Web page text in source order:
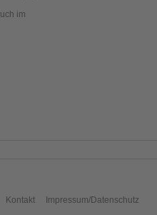
im
Kontakt Impressum/Datenschutz